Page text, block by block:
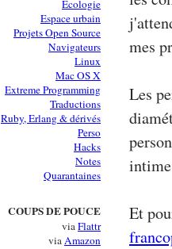
Ecologie
Espace urbain
Projets Open Source
Navigateurs
Linux
Mac OS X
Extreme Programming
Traductions
Ruby, Erlang & dérivés
Perso
Hacks
Notes
Quarantaines
COUPS DE POUCE
viaFlattr
viaAmazon
mes
Les
Et